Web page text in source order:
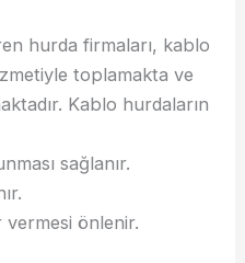
hurda firmaları, kablo
toplamakta ve
Kablo hurdaların
sağlanır.
vermesi önlenir.